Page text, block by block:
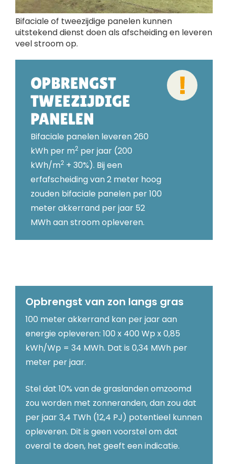
Bifaciale of tweezijdige panelen kunnen
uitstekend dienst doen als afscheiding en leveren
veel stroom op.
OPBRENGST
TWEEZIJDIGE
PANELEN
Bifaciale panelen leveren 260
kWh per m2 per jaar (200
kWh/m2 + 30%). Bij een
erfafscheiding van 2 meter hoog
zouden bifaciale panelen per 100
meter akkerrand per jaar 52
MWh aan stroom opleveren.
Opbrengst van zon langs gras
100 meter akkerrand kan per jaar aan
energie opleveren: 100 x 400 Wp x 0,85
kWh/Wp = 34 MWh. Dat is 0,34 MWh per
meter per jaar.
Stel dat 10% van de graslanden omzoomd
zou worden met zonneranden, dan zou dat
per jaar 3,4 TWh (12,4 PJ) potentieel kunnen
opleveren. Dit is geen voorstel om dat
overal te doen, het geeft een indicatie.